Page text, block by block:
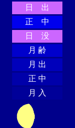
日 出
正 中
日 没
月 齢
月 出
正 中
月 入